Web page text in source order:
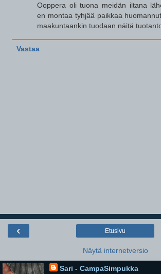
Ooppera oli tuona meidän iltana
en montaa tyhjää paikkaa
maakuntaankin tuodaan näitä
Vastaa
‹ Etusivu
Näytä internetversio
Sari - CampaSimpukka